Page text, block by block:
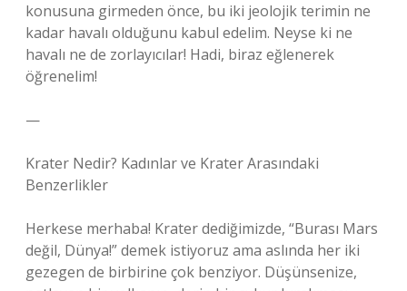
konusuna girmeden önce, bu iki jeolojik terimin ne
kadar havalı olduğunu kabul edelim. Neyse ki ne
havalı ne de zorlayıcılar! Hadi, biraz eğlenerek
öğrenelim!
—
Krater Nedir? Kadınlar ve Krater Arasındaki
Benzerlikler
Herkese merhaba! Krater dediğimizde, “Burası Mars
değil, Dünya!” demek istiyoruz ama aslında her iki
gezegen de birbirine çok benziyor. Düşünsenize,